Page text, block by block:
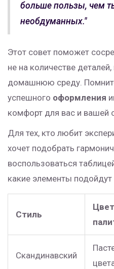
больше пользы, чем
необдуманных."
Этот совет поможет
не на количестве
домашнюю среду.
успешного оформления
комфорт для вас и вашей
Для тех, кто любит
хочет подобрать
воспользоваться
какие элементы
Стиль
Скандинавский